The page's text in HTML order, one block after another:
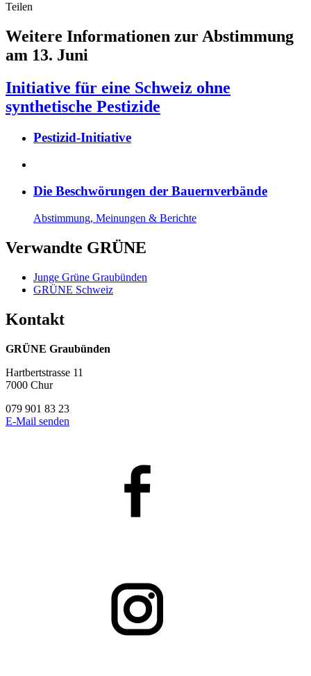
Teilen
Weitere Informationen zur Abstimmung
am 13. Juni
Initiative für eine Schweiz ohne
synthetische Pestizide
Pestizid-Initiative
Die Beschwörungen der Bauernverbände
Abstimmung, Meinungen & Berichte
Verwandte GRÜNE
Junge Grüne Graubünden
GRÜNE Schweiz
Kontakt
GRÜNE Graubünden
Hartbertstrasse 11
7000 Chur
079 901 83 23
E-Mail senden